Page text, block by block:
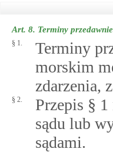
Art. 8. Terminy
§ 1.
Terminy
morskim
zdarzenia,
§ 2.
Przepis §
sądu lub
sądami.